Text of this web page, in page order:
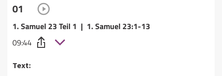
01
1. Samuel 23 Teil 1 | 1. Samuel 23:1-13
09:44
Text: